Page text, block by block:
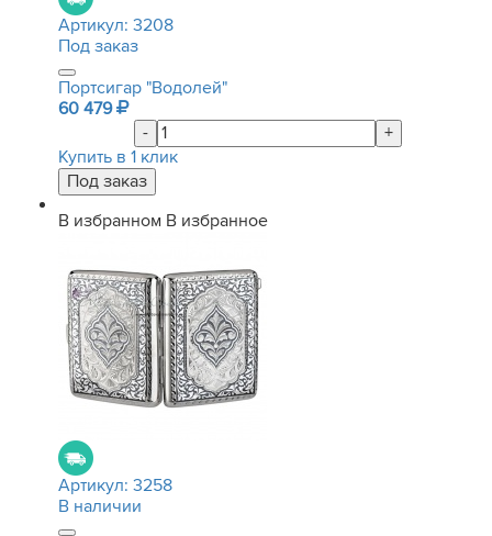
Артикул: 3208
Под заказ
Портсигар "Водолей"
60 479
-
+
Купить в 1 клик
В избранном В избранное
Артикул: 3258
В наличии